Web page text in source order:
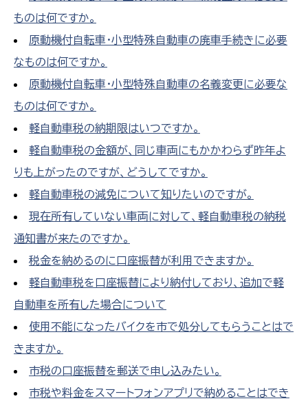
ものは何ですか。
原動機付自転車・小型特殊自動車の廃車手続きに必要
なものは何ですか。
原動機付自転車・小型特殊自動車の名義変更に必要な
ものは何ですか。
軽自動車税の納期限はいつですか。
軽自動車税の金額が、同じ車両にもかかわらず昨年よ
りも上がったのですが、どうしてですか。
軽自動車税の減免について知りたいのですが。
現在所有していない車両に対して、軽自動車税の納税
通知書が来たのですか。
税金を納めるのに口座振替が利用できますか。
軽自動車税を口座振替により納付しており、追加で軽
自動車を所有した場合について
使用不能になったバイクを市で処分してもらうことはで
きますか。
市税の口座振替を郵送で申し込みたい。
市税や料金をスマートフォンアプリで納めることはでき